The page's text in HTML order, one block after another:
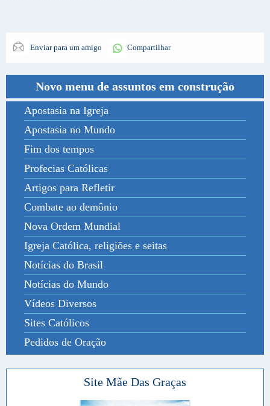
Enviar para um amigo Compartilhar
Novo menu de assuntos em construção
Apostasia na Igreja
Apostasia no Mundo
Fim dos tempos
Profecias Católicas
Artigos para Refletir
Combate ao demônio
Nova Ordem Mundial
Igreja Católica, religiões e seitas
Notícias do Brasil
Notícias do Mundo
Vídeos Diversos
Sites Católicos
Pedidos de Oração
Site Mãe Das Graças